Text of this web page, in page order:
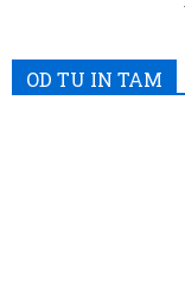
OD TU IN TAM